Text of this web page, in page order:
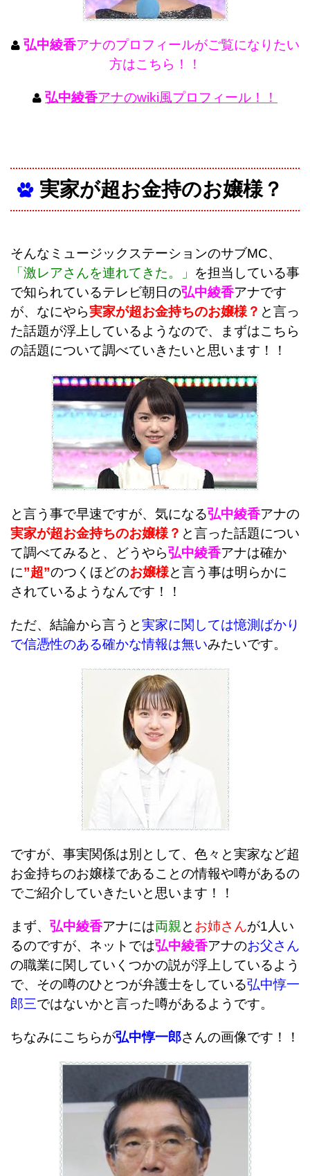
弘中綾香アナのプロフィールがご覧になりたい
方はこちら！！
弘中綾香アナのwiki風プロフィール！！
実家が超お金持のお嬢様？
そんなミュージックステーションのサブMC、
「激レアさんを連れてきた。」 を担当している事
で知られているテレビ朝日の弘中綾香アナです
が、なにやら実家が超お金持ちのお嬢様？ と言っ
た話題が浮上しているようなので、まずはこちら
の話題について調べていきたいと思います！！
と言う事で早速ですが、気になる弘中綾香アナの
実家が超お金持ちのお嬢様？ と言った話題につい
て調べてみると、どうやら弘中綾香アナは確か
に”超”のつくほどのお嬢様と言う事は明らかに
されているようなんです！！
ただ、結論から言うと実家に関しては憶測ばかり
で信憑性のある確かな情報は無いみたいです。
ですが、事実関係は別として、 色々と実家など超
お金持ちのお嬢様であることの情報や噂があるの
でご紹介していきたいと思います！！
まず、 弘中綾香アナには両親と お姉さんが1人い
るのですが、ネットでは弘中綾香アナのお父さん
の職業に関していくつかの説が浮上しているよう
で、その噂のひとつが弁護士をしている弘中惇一
郎三ではないかと言った噂があるようです。
ちなみにこちらが弘中惇一郎さんの画像です！！